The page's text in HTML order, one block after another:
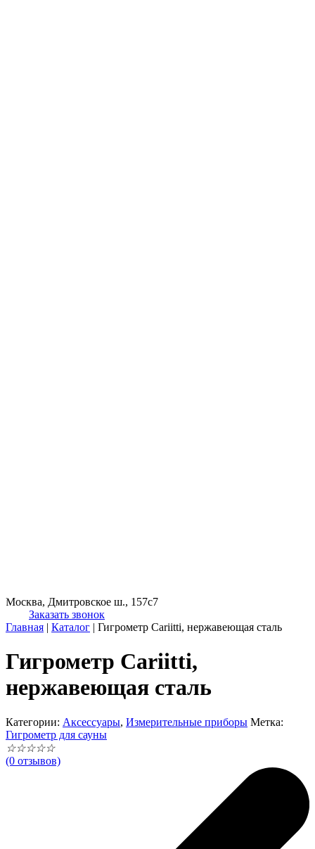
Москва, Дмитровское ш., 157с7
Заказать звонок
Главная | Каталог | Гигрометр Cariitti, нержавеющая сталь
Гигрометр Cariitti,
нержавеющая сталь
Категории: Аксессуары, Измерительные приборы Метка:
Гигрометр для сауны
☆☆☆☆☆
(0 отзывов)